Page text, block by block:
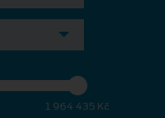
1 964 435 Kč